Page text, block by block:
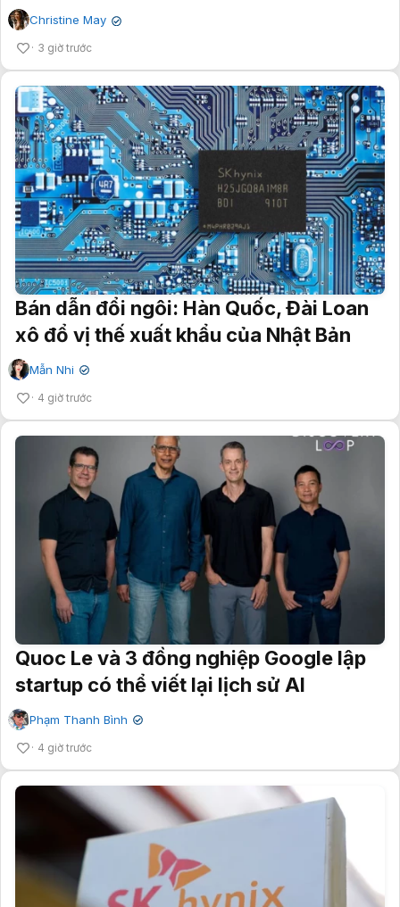
Christine May ✔
3 giờ trước
Bán dẫn đổi ngôi: Hàn Quốc, Đài Loan
xô đổ vị thế xuất khẩu của Nhật Bản
Mẫn Nhi ✔
4 giờ trước
Quoc Le và 3 đồng nghiệp Google lập
startup có thể viết lại lịch sử AI
Phạm Thanh Bình ✔
4 giờ trước